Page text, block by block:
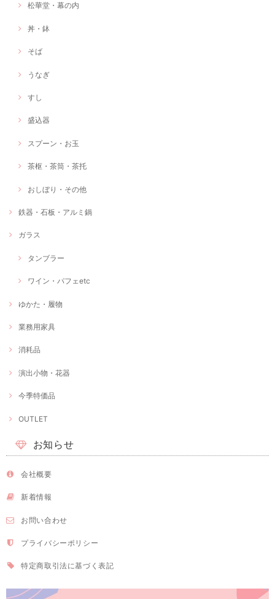
松華堂・幕の内
丼・鉢
そば
うなぎ
すし
盛込器
スプーン・お玉
茶枢・茶筒・茶托
おしぼり・その他
鉄器・石板・アルミ鍋
ガラス
タンブラー
ワイン・パフェetc
ゆかた・履物
業務用家具
消耗品
演出小物・花器
今季特価品
OUTLET
お知らせ
会社概要
新着情報
お問い合わせ
プライバシーポリシー
特定商取引法に基づく表記